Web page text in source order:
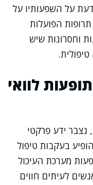
על השפעותיו על
הפועלות
וחסרונות שיש
לוואי
נצבר ידע פרקטי
בעקבות טיפול
מערכת העיכול
לעיתים חווים